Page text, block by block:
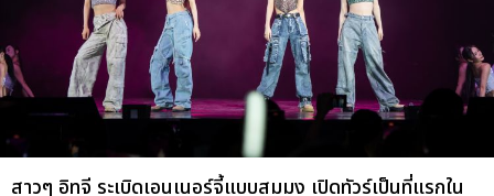
สาวๆ อิทจี ระเบิดเอนเนอร์จี้แบบสมมง เปิดทัวร์เป็นที่แรกใน